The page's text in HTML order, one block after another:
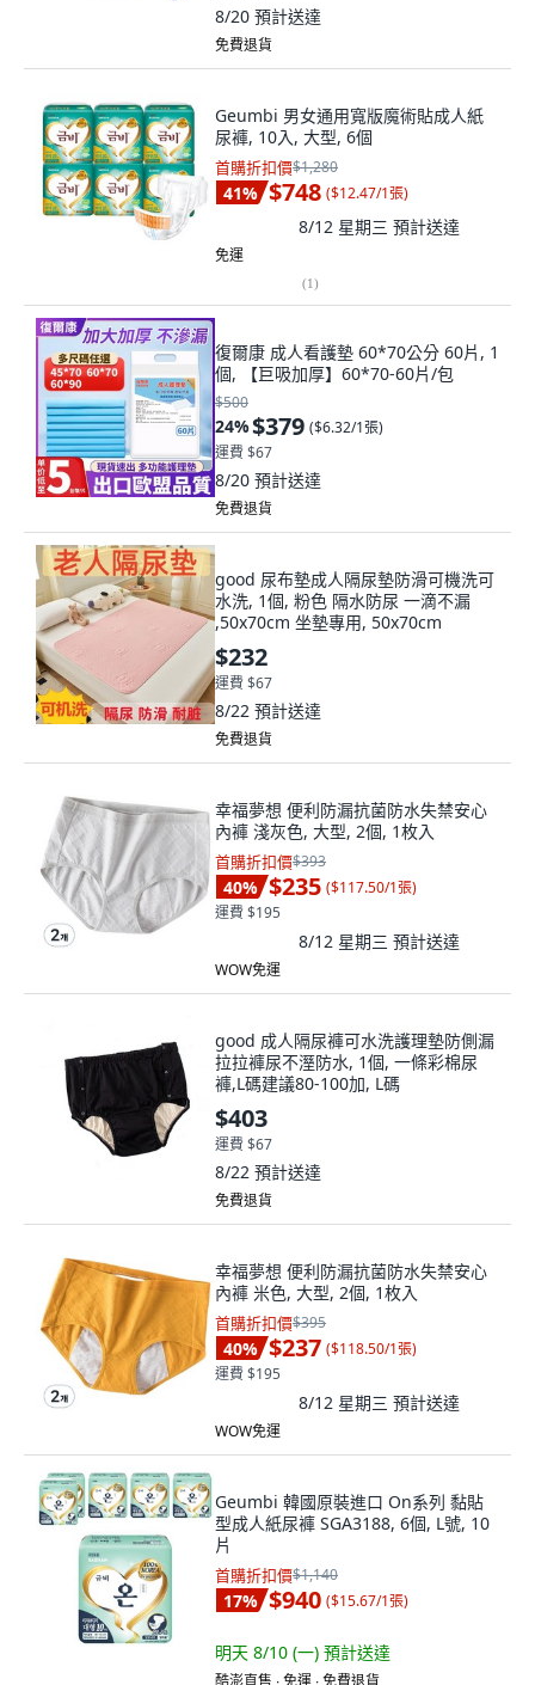
8/20 預計送達
免費退貨
Geumbi 男女通用寬版魔術貼成人紙
尿褲, 10入, 大型, 6個
首購折扣價$1,280
41% $748 ($12.47/1張)
8/12 星期三 預計送達
免運
(1)
復爾康 成人看護墊 60*70公分 60片, 1
個, 【巨吸加厚】60*70-60片/包
$500
24%$379 ($6.32/1張)
運費 $67
8/20 預計送達
免費退貨
good 尿布墊成人隔尿墊防滑可機洗可
水洗, 1個, 粉色 隔水防尿 一滴不漏
,50x70cm 坐墊專用, 50x70cm
$232
運費 $67
8/22 預計送達
免費退貨
幸福夢想 便利防漏抗菌防水失禁安心
內褲 淺灰色, 大型, 2個, 1枚入
首購折扣價$393
40% $235 ($117.50/1張)
運費 $195
8/12 星期三 預計送達
WOW免運
good 成人隔尿褲可水洗護理墊防側漏
拉拉褲尿不溼防水, 1個, 一條彩棉尿
褲,L碼建議80-100加, L碼
$403
運費 $67
8/22 預計送達
免費退貨
幸福夢想 便利防漏抗菌防水失禁安心
內褲 米色, 大型, 2個, 1枚入
首購折扣價$395
40% $237 ($118.50/1張)
運費 $195
8/12 星期三 預計送達
WOW免運
Geumbi 韓國原裝進口 On系列 黏貼
型成人紙尿褲 SGA3188, 6個, L號, 10
片
首購折扣價$1,140
17% $940 ($15.67/1張)
明天 8/10 (一) 預計送達
酷澎直售 ∙ 免運 ∙ 免費退貨